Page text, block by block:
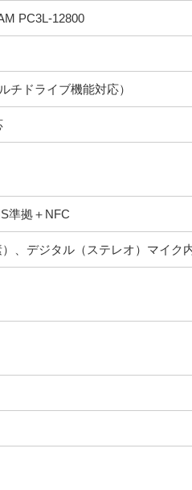
PC3L-12800
チドライブ機能対応）
準拠＋NFC
、デジタル（ステレオ）マイク